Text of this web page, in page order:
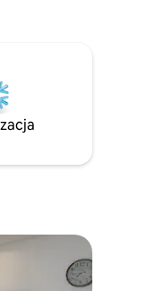
Wybór gości